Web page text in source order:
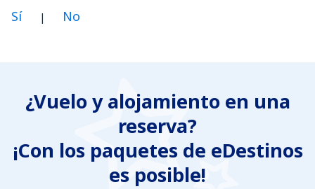
Sí | No
Contiene información incorrecta
No profundiza en el tema
Es demasiado largo
¿Vuelo y alojamiento en una
reserva?
¡Con los paquetes de eDestinos
es posible!